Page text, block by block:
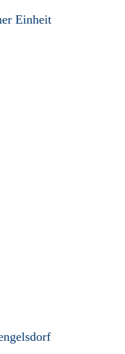
Einheit